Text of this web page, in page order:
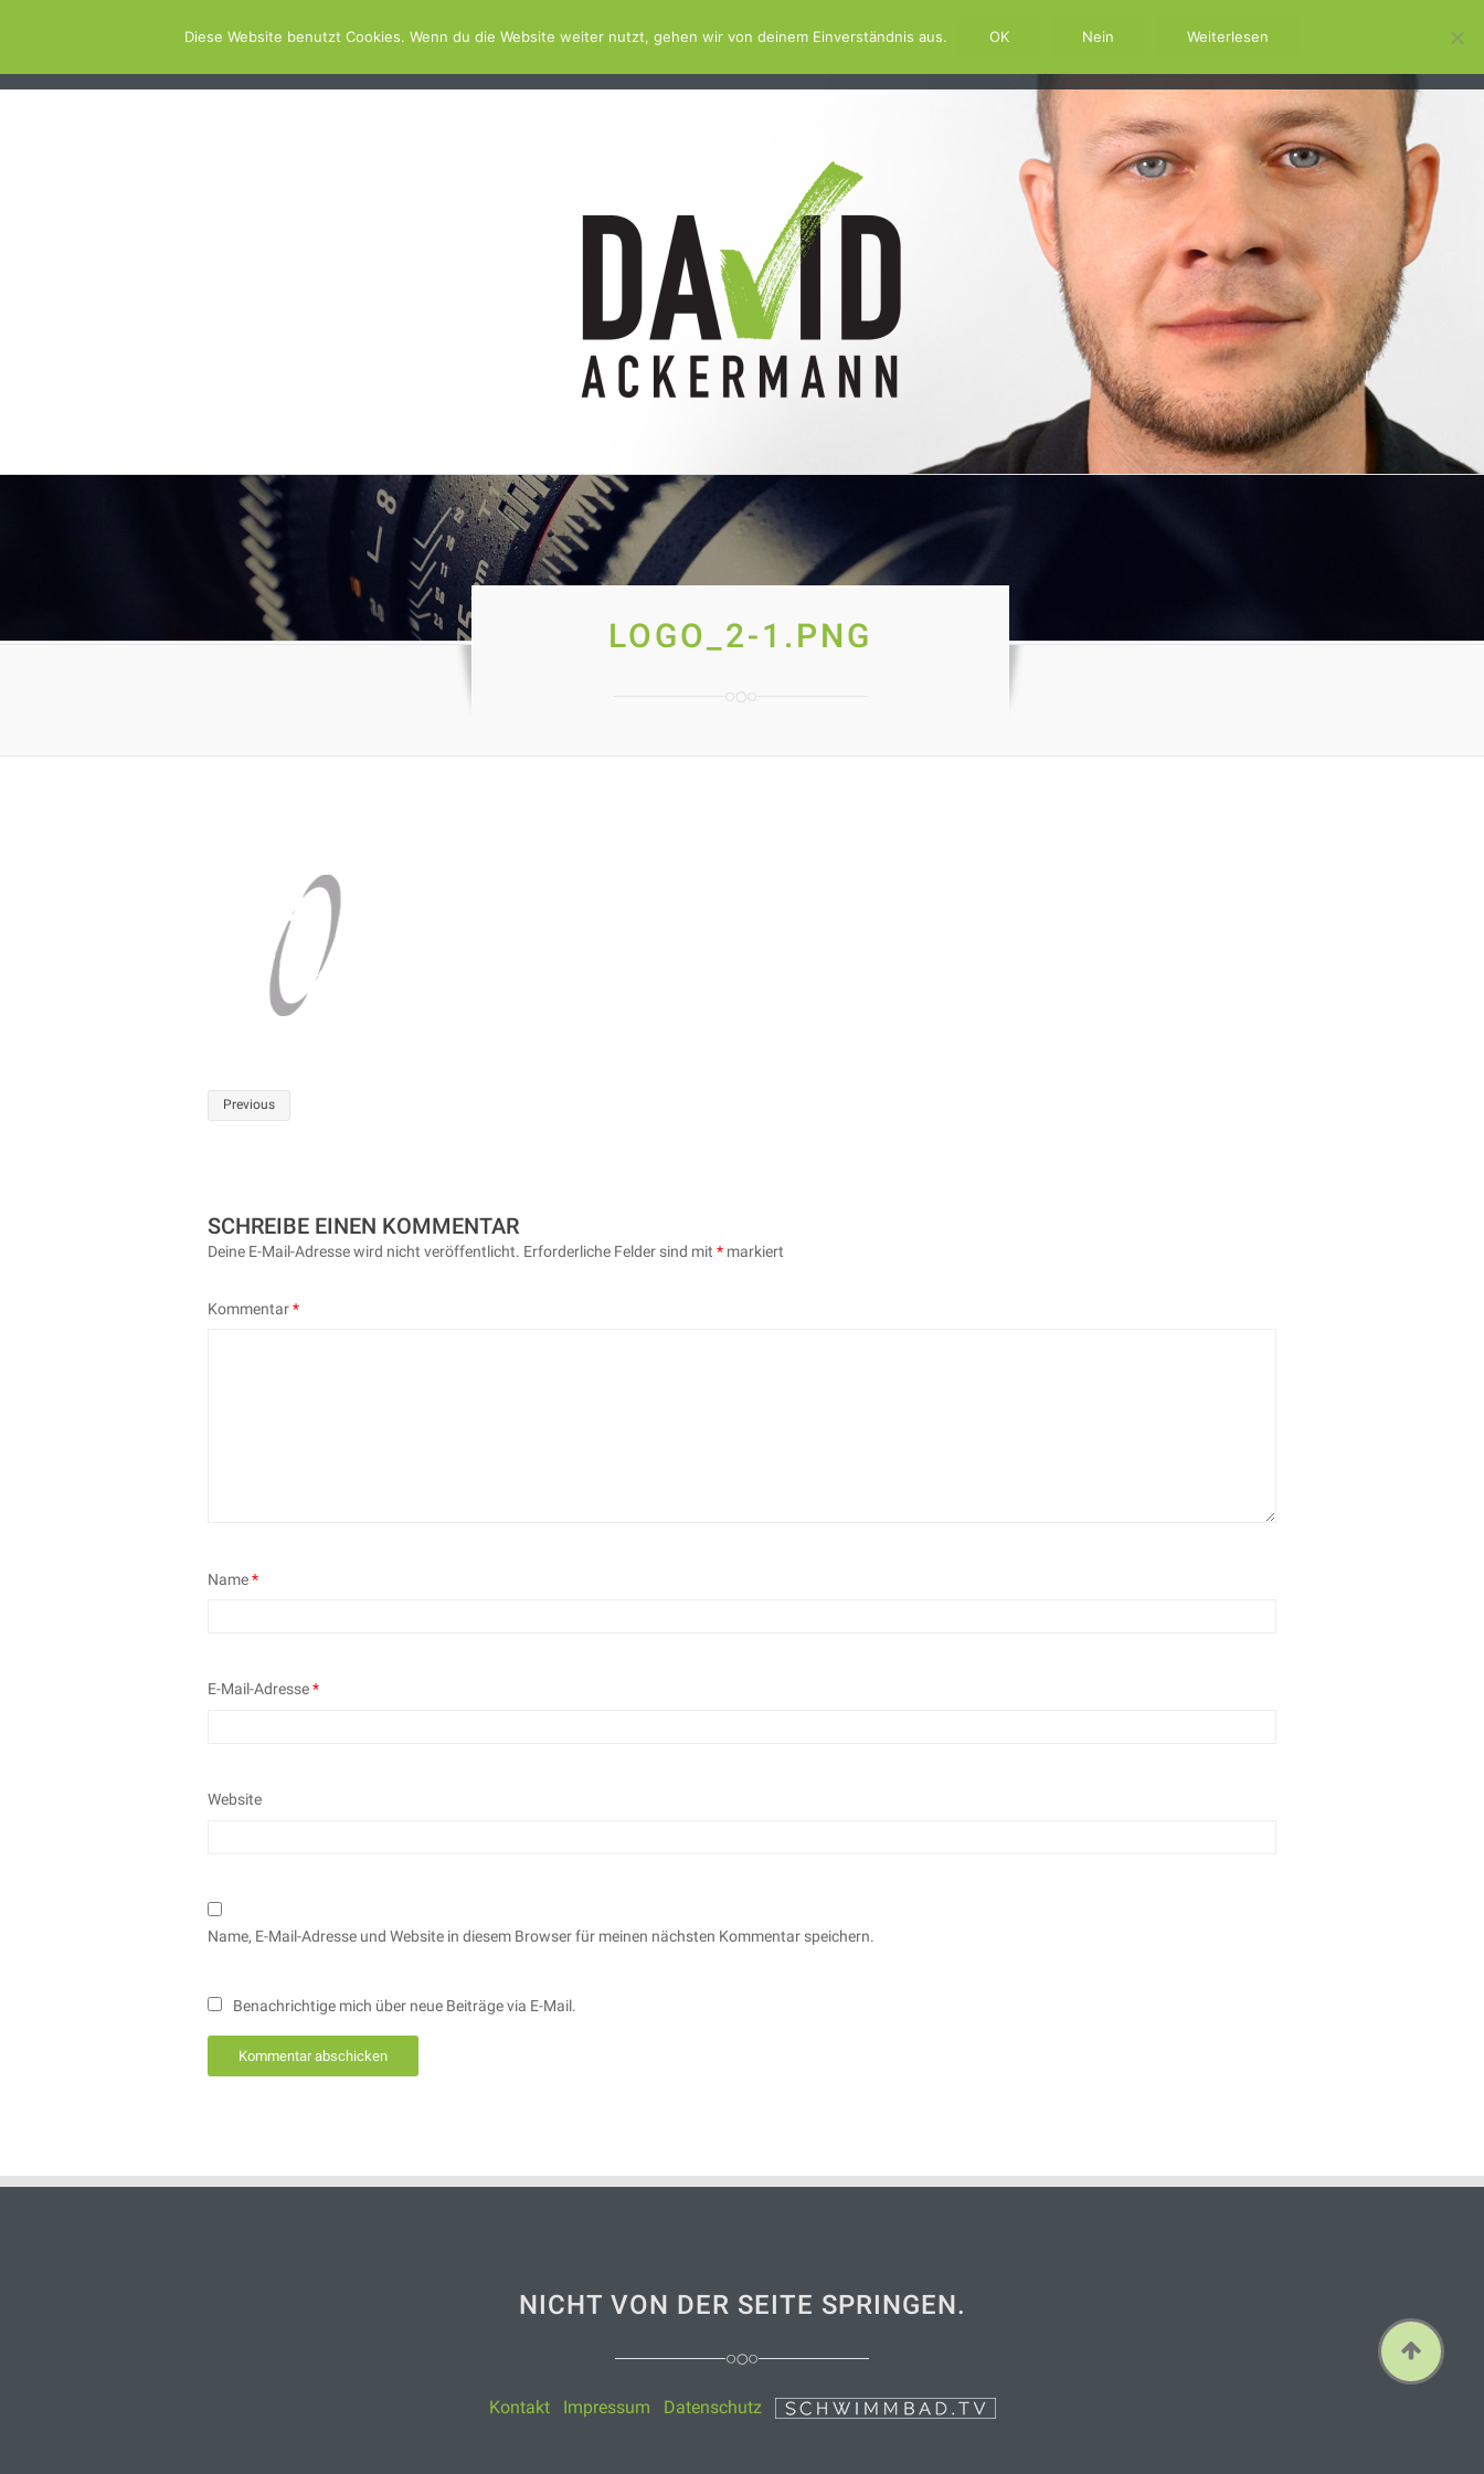
ABOUT SCHWIMMBAD.TV SCHWIMMBAD.SERVICE SCHWIMMBAD.PLATTFORM SWSS KONTAKT
LOGO_2-1.PNG
Post
Previous
SCHREIBE EINEN KOMMENTAR
Deine E-Mail-Adresse wird nicht veröffentlicht. Erforderliche Felder sind mit *markiert
Kommentar*
Name*
E-Mail-Adresse*
Website
Name, E-Mail-Adresse und Website in diesem Browser für meinen nächsten Kommentar speichern.
Benachrichtige mich über neue Beiträge via E-Mail.
NICHT VON DER SEITE SPRINGEN.
Kontakt Impressum Datenschutz
Diese Website benutzt Cookies. Wenn du die Website weiter nutzt, gehen wir von deinem Einverständnis aus. OK Nein Weiterlesen